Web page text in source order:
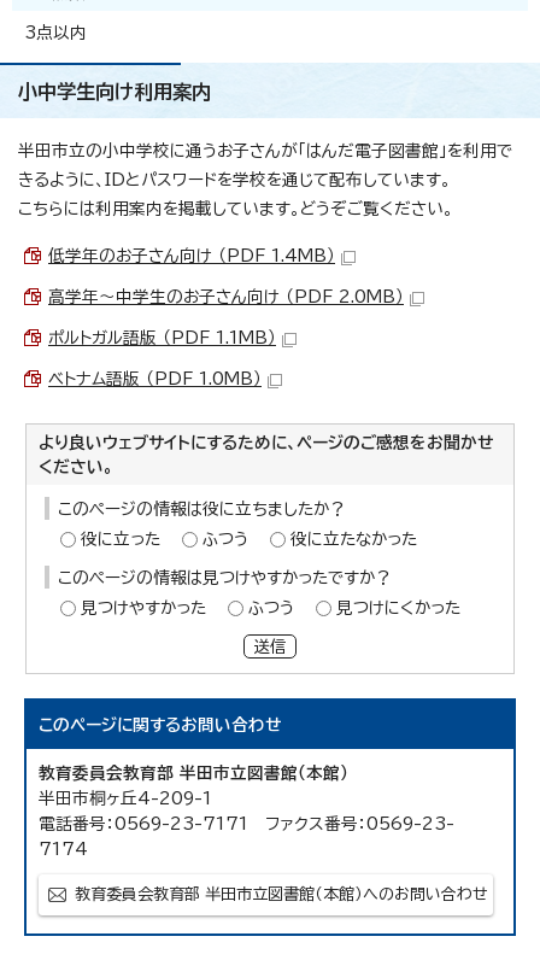
3点以内
小中学生向け利用案内
半田市立の小中学校に通うお子さんが「はんだ電子図書館」を利用で
きるように、IDとパスワードを学校を通じて配布しています。
こちらには利用案内を掲載しています。どうぞご覧ください。
低学年のお子さん向け （PDF 1.4MB）
高学年～中学生のお子さん向け （PDF 2.0MB）
ポルトガル語版 （PDF 1.1MB）
ベトナム語版 （PDF 1.0MB）
より良いウェブサイトにするために、ページのご感想をお聞かせ
ください。
このページの情報は役に立ちましたか？
役に立った
ふつう 役に立たなかった
このページの情報は見つけやすかったですか？
見つけやすかった
ふつう 見つけにくかった
送信
このページに関するお問い合わせ
教育委員会教育部 半田市立図書館（本館）
半田市桐ヶ丘4-209-1
電話番号：0569-23-7171 ファクス番号：0569-23-
7174
教育委員会教育部 半田市立図書館（本館）へのお問い合わせ